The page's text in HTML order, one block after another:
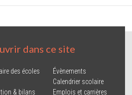
dans ce site
des écoles
& bilans
Évènements
Calendrier scolaire
Emplois et carrières